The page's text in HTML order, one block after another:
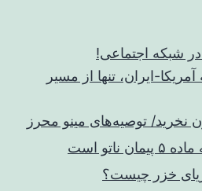
ایران، تنها از مسیر
نخرید/ توصیه‌های مینو محرز
است
خزر چیست؟